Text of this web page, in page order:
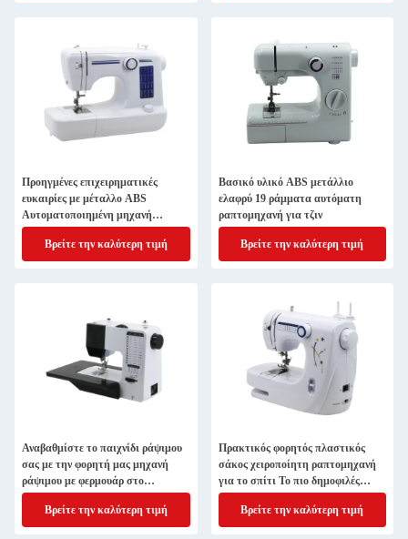
Προηγμένες επιχειρηματικές
ευκαιρίες με μέταλλο ABS
Αυτοματοποιημένη μηχανή
ραπτικής κουμπιού
Βρείτε την καλύτερη τιμή
Βασικό υλικό ABS μετάλλιο
ελαφρύ 19 ράμματα αυτόματη
ραπτομηχανή για τζιν
Βρείτε την καλύτερη τιμή
Αναβαθμίστε το παιχνίδι ράψιμου
σας με την φορητή μας μηχανή
ράψιμου με φερμουάρ στο
Μπαγκλαντές
Βρείτε την καλύτερη τιμή
Πρακτικός φορητός πλαστικός
σάκος χειροποίητη ραπτομηχανή
για το σπίτι Το πιο δημοφιλές
προϊόν
Βρείτε την καλύτερη τιμή